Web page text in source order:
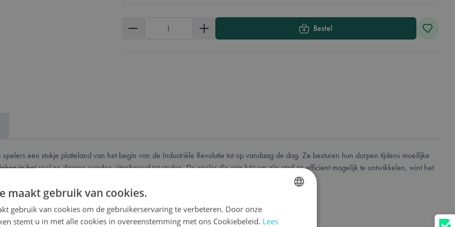
Bestel
een stukje platteland van het begin van de Industriële Revolutie tot op vandaag de dag. Ze besturen hun dorpen tijdens moeilijke
in het spel en dorpen worden uitgebouwd tot steden. De speler die erin lukt om zijn stad zo efficient mogelijk te ontwikkelen, wint het
ENGLISH
maakt gebruik van cookies.
gebruik van cookies om de gebruikerservaring te verbeteren. Door onze
stemt u in met alle cookies in overeenstemming met ons Cookiebeleid. Lees